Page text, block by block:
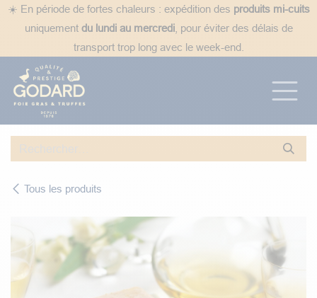
Se rendre au contenu
☀️ En période de fortes chaleurs : expédition des produits mi-cuits
uniquement du lundi au mercredi, pour éviter des délais de
transport trop long avec le week-end.
Tous les produits